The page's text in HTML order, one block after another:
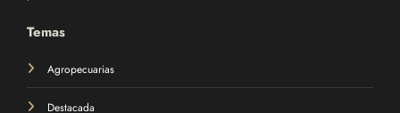
Temas
Agropecuarias
Destacada